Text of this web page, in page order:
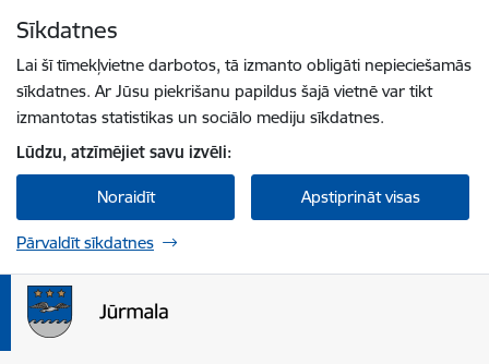
Sīkdatnes
Lai šī tīmekļvietne darbotos, tā izmanto obligāti nepieciešamās
sīkdatnes. Ar Jūsu piekrišanu papildus šajā vietnē var tikt
izmantotas statistikas un sociālo mediju sīkdatnes.
Lūdzu, atzīmējiet savu izvēli:
Noraidīt Apstiprināt visas
Pārvaldīt sīkdatnes